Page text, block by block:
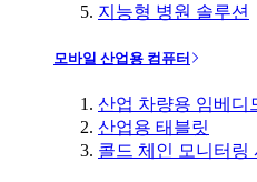
지능형 병원 솔루션
모바일 산업용 컴퓨터
산업 차량용 임베디
산업용 태블릿
콜드 체인 모니터링